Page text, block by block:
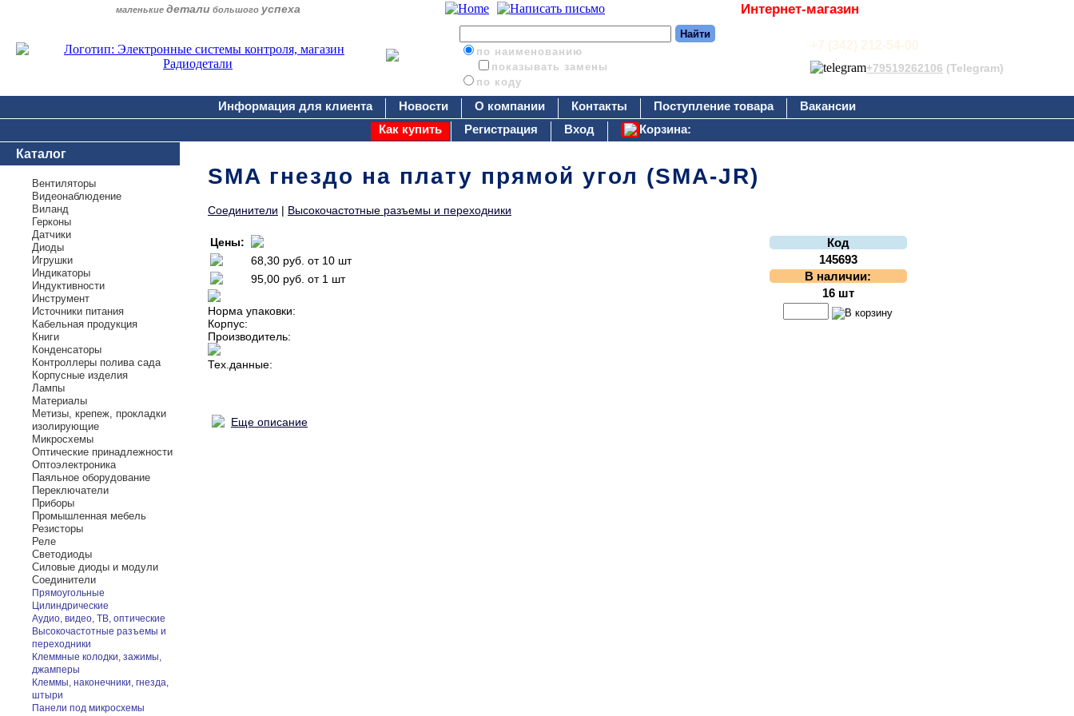
маленькие детали большого успеха Интернет-магазин
по наименованию
показывать замены
по коду
+7 (342) 212-54-00
+79519262106 (Telegram)
Информация для клиента Новости О компании Контакты Поступление товара
Вакансии
Как купить
Регистрация Вход
Корзина:
Каталог
Вентиляторы
Видеонаблюдение
Виланд
Герконы
Датчики
Диоды
Игрушки
Индикаторы
Индуктивности
Инструмент
Источники питания
Кабельная продукция
Книги
Конденсаторы
Контроллеры полива сада
Корпусные изделия
Лампы
Материалы
Метизы, крепеж, прокладки
изолирующие
Микросхемы
Оптические принадлежности
Оптоэлектроника
Паяльное оборудование
Переключатели
Приборы
Промышленная мебель
Резисторы
Реле
Светодиоды
Силовые диоды и модули
Соединители
Прямоугольные
Цилиндрические
Аудио, видео, ТВ, оптические
Высокочастотные разъемы и
переходники
Клеммные колодки, зажимы,
джамперы
Клеммы, наконечники, гнезда,
штыри
Панели под микросхемы
SMA гнездо на плату прямой угол (SMA-JR)
Соединители | Высокочастотные разъемы и переходники
Цены:
68,30 руб. от 10 шт
95,00 руб. от 1 шт
Норма упаковки:
Корпус:
Производитель:
Тех.данные:
Код
145693
В наличии:
16 шт
Еще описание